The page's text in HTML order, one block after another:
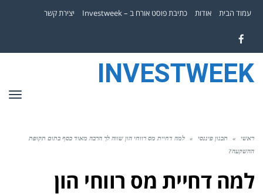
עמוד הבית אודות כתיבת פוסט אורח ב – Investweek יצירת קשר
Facebook
INVESTWEEK
ראשי » תכנון פיננסי »
למה דחיית מס רווחי הון שווה לך הרבה מאוד כסף בתום תקופת
ההשקעה?
למה דחיית מס רווחי הון